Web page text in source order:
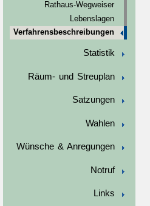
Rathaus-Wegweiser
Lebenslagen
Verfahrensbeschreibungen
Statistik
Räum- und Streuplan
Satzungen
Wahlen
Wünsche & Anregungen
Notruf
Links